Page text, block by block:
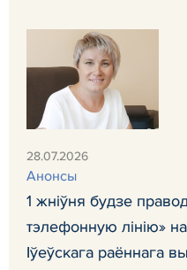
28.07.2026
Анонсы
1 жніўня будзе
тэлефонную лінію»
Іўеўскага раённага